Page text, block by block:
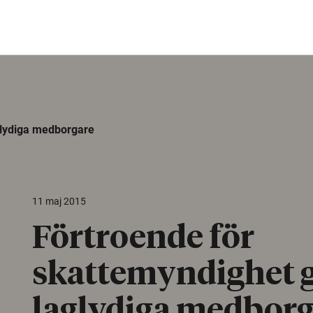
medborgare
11 maj 2015
Förtroende för
skattemyndighet